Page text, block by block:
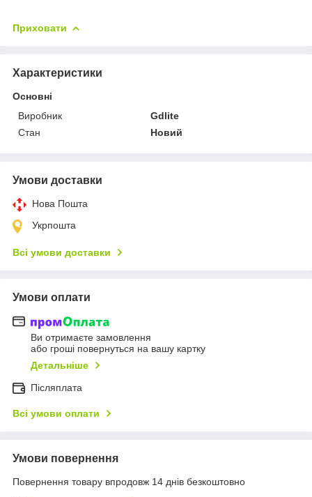
Приховати
Характеристики
Основні
Виробник
Gdlite
Стан
Новий
Умови доставки
Нова Пошта
Укрпошта
Всі умови доставки
Умови оплати
Ви отримаєте замовлення
або гроші повернуться на вашу картку
Детальніше
Післяплата
Всі умови оплати
Умови повернення
Повернення товару впродовж 14 днів безкоштовно